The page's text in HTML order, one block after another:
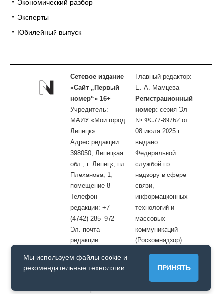
Мы используем файлы cookie и
рекомендательные технологии.
ПРИНЯТЬ
Экономический разбор
Эксперты
Юбилейный выпуск
Сетевое издание
«Сайт „Первый
номер“» 16+
Учредитель:
МАИУ «Мой город
Липецк»
Адрес редакции:
398050, Липецкая
обл., г. Липецк, пл.
Плеханова, 1,
помещение 8
Телефон
редакции: +7
(4742) 285–972
Эл. почта
редакции:
Главный редактор:
Е. А. Мамцева
Регистрационный
номер: серия Эл
№ ФС77-89762 от
08 июля 2025 г.
выдано
Федеральной
службой по
надзору в сфере
связи,
информационных
технологий и
массовых
коммуникаций
(Роскомнадзор)
Первый номер © / Допускается цитирование материалов с